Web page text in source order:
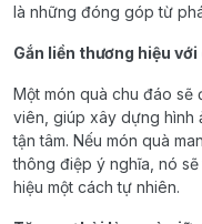
là những đóng góp từ
Gắn liền thương hiệu
Một món quà chu đáo sẽ
viên, giúp xây dựng hình
tận tâm. Nếu món quà
thông điệp ý nghĩa, nó
hiệu một cách tự nhiên.